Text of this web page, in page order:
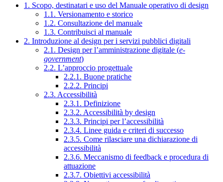
1. Scopo, destinatari e uso del Manuale operativo di design
1.1. Versionamento e storico
1.2. Consultazione del manuale
1.3. Contribuisci al manuale
2. Introduzione al design per i servizi pubblici digitali
2.1. Design per l’amministrazione digitale (e-
government)
2.2. L’approccio progettuale
2.2.1. Buone pratiche
2.2.2. Principi
2.3. Accessibilità
2.3.1. Definizione
2.3.2. Accessibilità by design
2.3.3. Principi per l’accessibilità
2.3.4. Linee guida e criteri di successo
2.3.5. Come rilasciare una dichiarazione di
accessibilità
2.3.6. Meccanismo di feedback e procedura di
attuazione
2.3.7. Obiettivi accessibilità